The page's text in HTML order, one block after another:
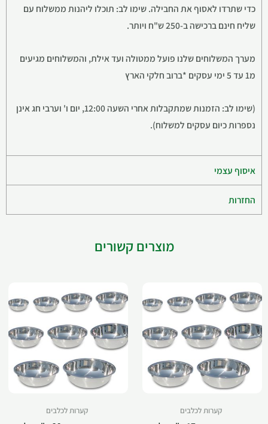
כדי שתרדו לאסוף את החבילה. שימו לב: תוכלו ליהנות ממשלוח עם
שליח חינם ברכישה ב-250 ש"ח ויותר.
מערך המשלוחים שלנו פועל ממטולה ועד אילת, והמשלוחים מגיעים
מ1 עד 5 ימי עסקים *ברוב חלקי הארץ
(שימו לב: הזמנות שמתקבלות אחרי השעה 12:00, יום ו' וערבי חג אינן
נספרות כיום עסקים למשלוח).
איסוף עצמי
החזרות
מוצרים קשורים
קערות לכלבים קערות לכלבים